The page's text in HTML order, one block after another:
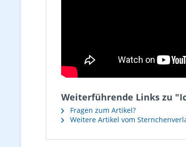
Weiterführende Links zu
Fragen zum Artikel?
Weitere Artikel vom